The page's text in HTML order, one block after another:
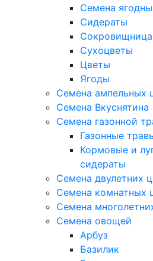
Семена
Сидераты
Сокровищница
Сухоцветы
Цветы
Ягоды
Семена ампельных
Семена Вкуснятина
Семена газонной
Газонные
Кормовые и
сидераты
Семена двулетних
Семена комнатных
Семена
Семена овощей
Арбуз
Базилик